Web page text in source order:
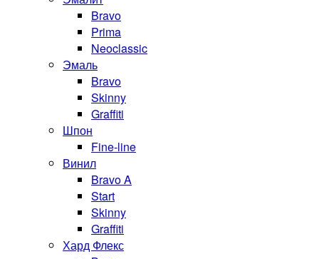
Bravo
Prima
Neoclassic
Эмаль
Bravo
Skinny
Graffiti
Шпон
Fine-line
Винил
Bravo A
Start
Skinny
Graffiti
Хард Флекс